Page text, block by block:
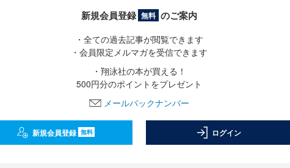
新規会員登録 無料 のご案内
・全ての過去記事が閲覧できます
・会員限定メルマガを受信できます
・翔泳社の本が買える！
500円分のポイントをプレゼント
メールバックナンバー
新規会員登録 無料 ログイン